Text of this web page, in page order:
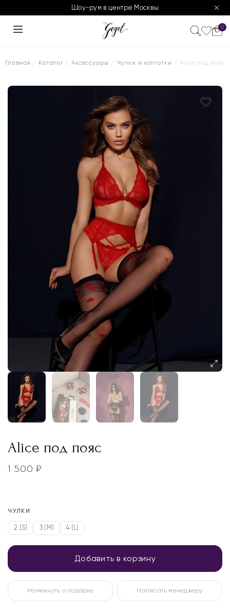
Шоу-рум в центре Москвы
0
Главная / Каталог / Аксессуары / Чулки и колготки / Alice под пояс
Alice под пояс
1 500₽
ЧУЛКИ
2 (S) 3 (M) 4 (L)
Добавить в корзину
Намекнуть о подарке Написать менеджеру